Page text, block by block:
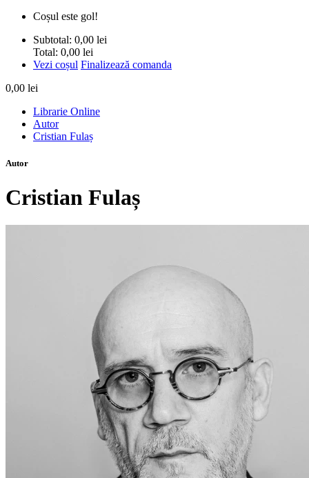
Coșul este gol!
Subtotal: 0,00 lei
Total: 0,00 lei
Vezi coșul Finalizează comanda
0,00 lei
Librarie Online
Autor
Cristian Fulaș
Autor
Cristian Fulaș